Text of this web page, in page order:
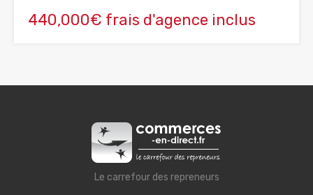
440,000€ frais d'agence inclus
Le carrefour des repreneurs